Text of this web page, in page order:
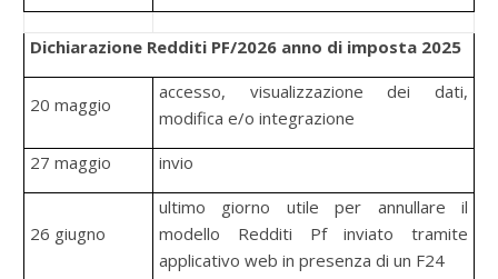
Dichiarazione Redditi PF/2026 anno di imposta 2025
20 maggio
accesso, visualizzazione dei dati,
modifica e/o integrazione
27 maggio
invio
26 giugno
ultimo giorno utile per annullare il
modello Redditi Pf inviato tramite
applicativo web in presenza di un F24